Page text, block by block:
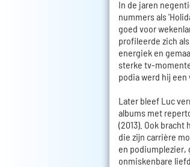
In de jaren
nummers als
goed voor
profileerde zich
energiek en
sterke tv-
podia werd hij een
Later bleef Luc
albums met
(2013). Ook bracht
die zijn carrière
en podiumplezier,
onmiskenbare